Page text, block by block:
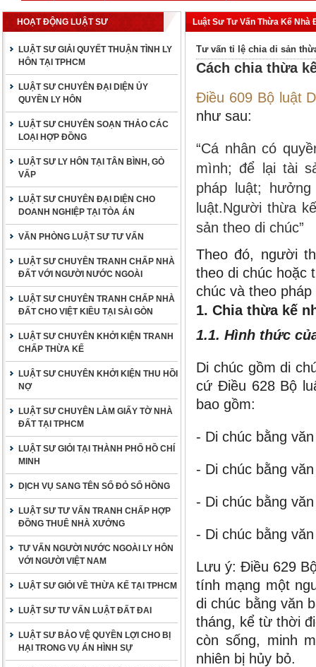
HOẠT ĐỘNG LUẬT SƯ
LUẬT SƯ GIẢI QUYẾT THUẬN TÌNH LY
HÔN TẠI TPHCM
LUẬT SƯ CHUYÊN ĐẠI DIỆN ỦY
QUYỀN LY HÔN
LUẬT SƯ CHUYÊN SOẠN THẢO CÁC
LOẠI HỢP ĐỒNG
LUẬT SƯ LY HÔN TẠI TÂN BÌNH, GÒ
VẤP
LUẬT SƯ CHUYÊN ĐẠI DIỆN CHO
DOANH NGHIỆP TẠI TÒA ÁN
VĂN PHÒNG LUẬT SƯ TƯ VẤN
LUẬT SƯ CHUYÊN TRANH CHẤP NHÀ
ĐẤT VỚI NGƯỜI NƯỚC NGOÀI
LUẬT SƯ CHUYÊN TRANH CHẤP NHÀ
ĐẤT CHO VIỆT KIỀU TẠI SÀI GÒN
LUẬT SƯ CHUYÊN KHỞI KIỆN TRANH
CHẤP THỪA KẾ
LUẬT SƯ CHUYÊN KHỞI KIỆN THU HỒI
NỢ
LUẬT SƯ CHUYÊN LÀM GIẤY TỜ NHÀ
ĐẤT TẠI TPHCM
LUẬT SƯ GIỎI TẠI THÀNH PHỐ HỒ CHÍ
MINH
DỊCH VỤ SANG TÊN SỔ ĐỎ SỔ HỒNG
LUẬT SƯ TƯ VẤN TRANH CHẤP HỢP
ĐỒNG THUÊ NHÀ XƯỞNG
TƯ VẤN NGƯỜI NƯỚC NGOÀI LY HÔN
VỚI NGƯỜI VIỆT NAM
LUẬT SƯ GIỎI VỀ THỪA KẾ TẠI TPHCM
LUẬT SƯ TƯ VẤN LUẬT ĐẤT ĐAI
LUẬT SƯ BẢO VỆ QUYỀN LỢI CHO BỊ
HẠI TRONG VỤ ÁN HÌNH SỰ
Luật Sư Tư Vấn Thừa Kế Nhà
Tư vấn tỉ lệ chia di sản
Cách chia thừa
Điều 609 Bộ luật
như sau:
“Cá nhân có
mình; để lại tài
pháp luật;
luật.Người thừa
sản theo di chúc”
Theo đó, người
theo di chúc hoặc
chúc và theo pháp
1. Chia thừa kế
1.1. Hình thức
Di chúc gồm di
cứ Điều 628 Bộ
bao gồm:
- Di chúc bằng
- Di chúc bằng
- Di chúc bằng
- Di chúc bằng
Lưu ý: Điều 629
tính mạng một
di chúc bằng văn
tháng, kể từ thời
còn sống, minh
nhiên bị hủy bỏ.